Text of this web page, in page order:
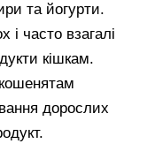
та йогурти.
часто взагалі
кішкам.
дорослих